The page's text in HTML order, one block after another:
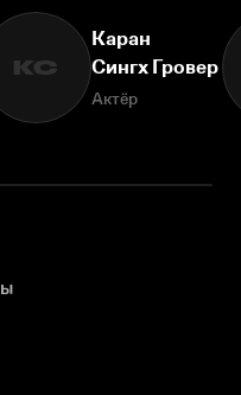
КС
Каран
Сингх Гровер
Актёр